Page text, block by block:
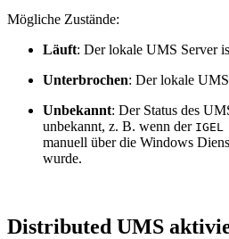
Mögliche Zustände:
Läuft: Der lokale UMS Server
Unterbrochen: Der lokale
Unbekannt: Der Status des
unbekannt, z. B. wenn der IGEL
manuell über die Windows
wurde.
Distributed UMS